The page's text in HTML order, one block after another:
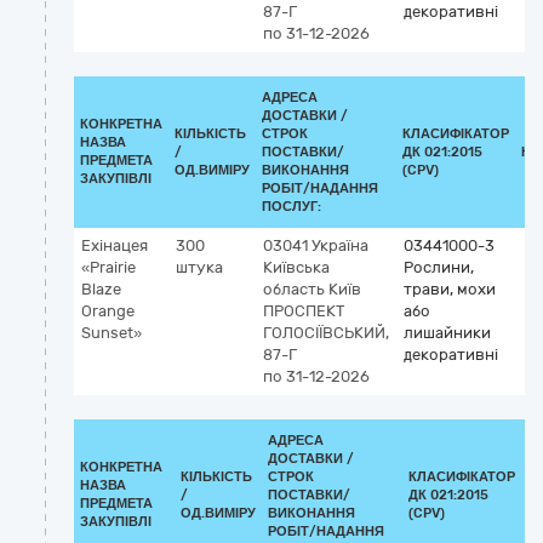
87-Г
по 31-12-2026
декоративні
КОНКРЕТНА
НАЗВА
ПРЕДМЕТА
ЗАКУПІВЛІ
КІЛЬКІСТЬ
/
ОД.ВИМІРУ
АДРЕСА
ДОСТАВКИ /
СТРОК
ПОСТАВКИ/
ВИКОНАННЯ
РОБІТ/НАДАННЯ
ПОСЛУГ:
КЛАСИФІКАТОР
ДК 021:2015
(CPV)
Ехінацея
«Prairie
Blaze
Orange
Sunset»
300
штука
03041 Україна
Київська
область Київ
ПРОСПЕКТ
ГОЛОСІЇВСЬКИЙ,
87-Г
по 31-12-2026
03441000-3
Рослини,
трави, мохи
або
лишайники
декоративні
КОНКРЕТНА
НАЗВА
ПРЕДМЕТА
ЗАКУПІВЛІ
КІЛЬКІСТЬ
/
ОД.ВИМІРУ
АДРЕСА
ДОСТАВКИ /
СТРОК
ПОСТАВКИ/
ВИКОНАННЯ
РОБІТ/НАДАННЯ
КЛАСИФІКАТОР
ДК 021:2015
(CPV)